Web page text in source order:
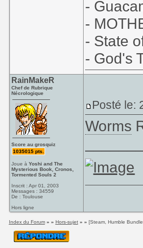
-
-
- State
- God's
RainMakeR
Chef de Rubrique
Nécrologique
Score au grosquiz
1035015 pts.
Joue àYoshi and The
Mysterious Book, Cronos,
Tormented Souls 2
Inscrit : Apr 01, 2003
Messages : 34559
De : Toulouse
Hors ligne
Posté le:
Worms
Index du Forum» » Hors-sujet» » [Steam, Humble